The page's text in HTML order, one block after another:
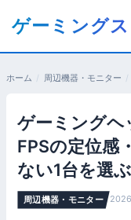
ツ
ゲーミング
ホーム 周辺機器・モニター
ゲーミングヘ
FPSの定位感
ない1台を選
周辺機器・モニター